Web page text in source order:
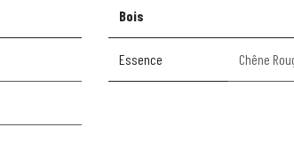
Bois
Essence Chêne